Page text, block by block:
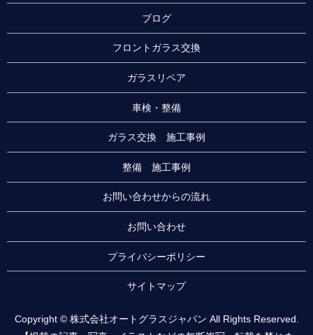
ブログ
フロントガラス交換
ガラスリペア
車検・整備
ガラス交換 施工事例
整備 施工事例
お問い合わせからの流れ
お問い合わせ
プライバシーポリシー
サイトマップ
Copyright © 株式会社オートグラスジャパン All Rights Reserved.